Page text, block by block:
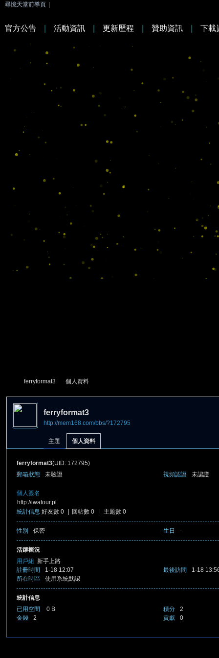
尋憶天堂前導頁
ferryformat3
›
個人資料
ferryformat3
http://mem168.com/bbs/?172795
主題 個人資料
ferryformat3(UID: 172795)
郵箱狀態
未驗證 視頻認證 未認證
個人簽名
http://iwatour.pl
統計信息 好友數 0 回帖數 0 主題數 0
性別 保密 生日 -
活躍概況
用戶組 新手上路
註冊時間
1-18 12:07 最後訪問
1-18
所在時區
使用系統默認
統計信息
已用空間
0 B 積分
2
金錢
2 貢獻 0